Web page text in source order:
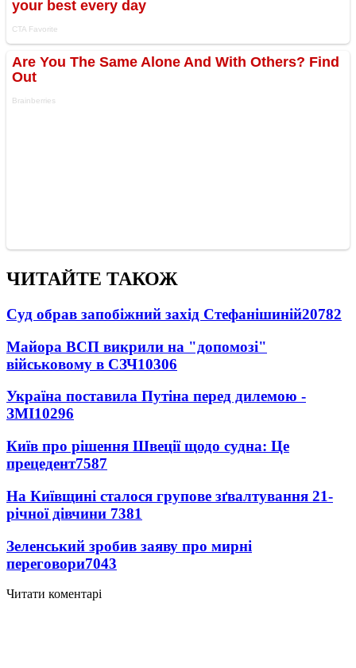
ЧИТАЙТЕ ТАКОЖ
Суд обрав запобіжний захід Стефанішиній20782
Майора ВСП викрили на "допомозі"
військовому в СЗЧ10306
Україна поставила Путіна перед дилемою -
ЗМІ10296
Київ про рішення Швеції щодо судна: Це
прецедент7587
На Київщині сталося групове зґвалтування 21-
річної дівчини 7381
Зеленський зробив заяву про мирні
переговори7043
Читати коментарі